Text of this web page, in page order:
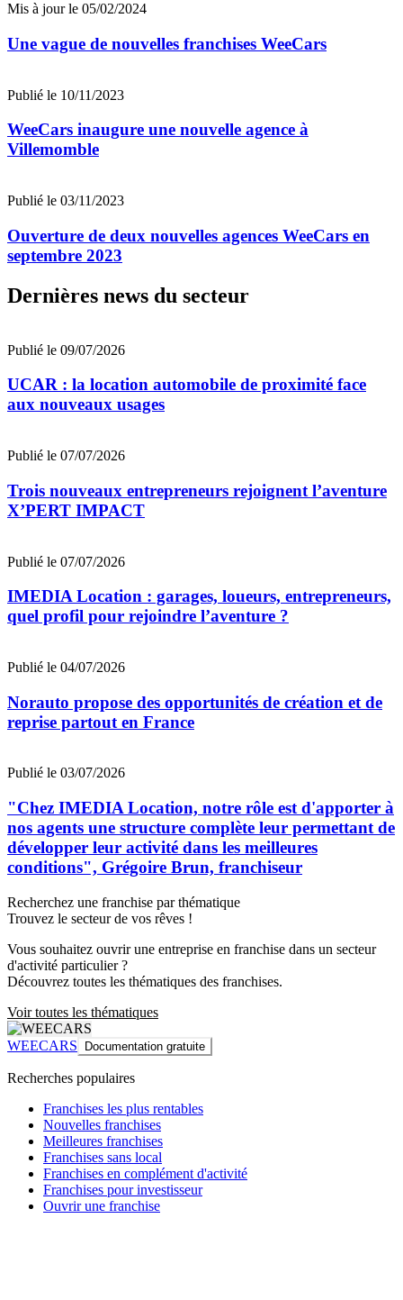
Mis à jour le 05/02/2024
Une vague de nouvelles franchises WeeCars
Publié le 10/11/2023
WeeCars inaugure une nouvelle agence à
Villemomble
Publié le 03/11/2023
Ouverture de deux nouvelles agences WeeCars en
septembre 2023
Dernières news du secteur
Publié le 09/07/2026
UCAR : la location automobile de proximité face
aux nouveaux usages
Publié le 07/07/2026
Trois nouveaux entrepreneurs rejoignent l’aventure
X’PERT IMPACT
Publié le 07/07/2026
IMEDIA Location : garages, loueurs, entrepreneurs,
quel profil pour rejoindre l’aventure ?
Publié le 04/07/2026
Norauto propose des opportunités de création et de
reprise partout en France
Publié le 03/07/2026
"Chez IMEDIA Location, notre rôle est d'apporter à
nos agents une structure complète leur permettant de
développer leur activité dans les meilleures
conditions", Grégoire Brun, franchiseur
Recherchez une franchise par thématique
Trouvez le secteur de vos rêves !
Vous souhaitez ouvrir une entreprise en franchise dans un secteur
d'activité particulier ?
Découvrez toutes les thématiques des franchises.
Voir toutes les thématiques
WEECARS Documentation gratuite
Recherches populaires
Franchises les plus rentables
Nouvelles franchises
Meilleures franchises
Franchises sans local
Franchises en complément d'activité
Franchises pour investisseur
Ouvrir une franchise